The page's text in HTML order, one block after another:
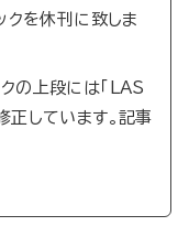
クを休刊に致しま
の上段には「LAS
正しています。記事